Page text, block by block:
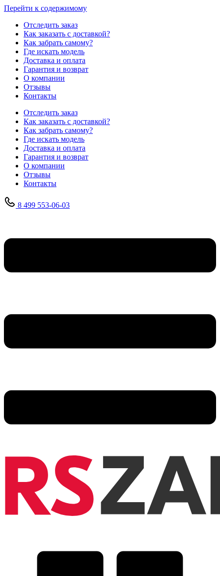
Перейти к содержимому
Отследить заказ
Как заказать с доставкой?
Как забрать самому?
Где искать модель
Доставка и оплата
Гарантия и возврат
О компании
Отзывы
Контакты
Отследить заказ
Как заказать с доставкой?
Как забрать самому?
Где искать модель
Доставка и оплата
Гарантия и возврат
О компании
Отзывы
Контакты
8 499 553-06-03